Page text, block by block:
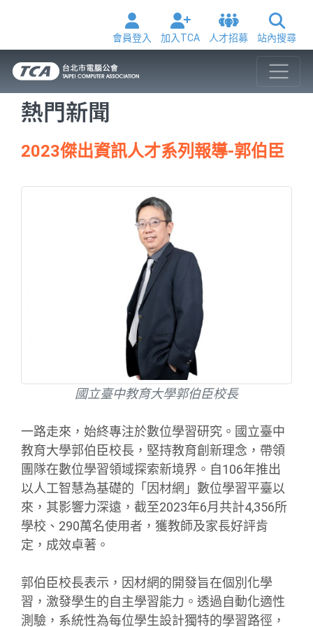
會員登入 加入TCA 人才招募 站內搜尋
熱門新聞
2023傑出資訊人才系列報導-郭伯臣
國立臺中教育大學郭伯臣校長
一路走來，始終專注於數位學習研究。國立臺中
教育大學郭伯臣校長，堅持教育創新理念，帶領
團隊在數位學習領域探索新境界。自106年推出
以人工智慧為基礎的「因材網」數位學習平臺以
來，其影響力深遠，截至2023年6月共計4,356所
學校、290萬名使用者，獲教師及家長好評肯
定，成效卓著。
郭伯臣校長表示，因材網的開發旨在個別化學
習，激發學生的自主學習能力。透過自動化適性
測驗，系統性為每位學生設計獨特的學習路徑，